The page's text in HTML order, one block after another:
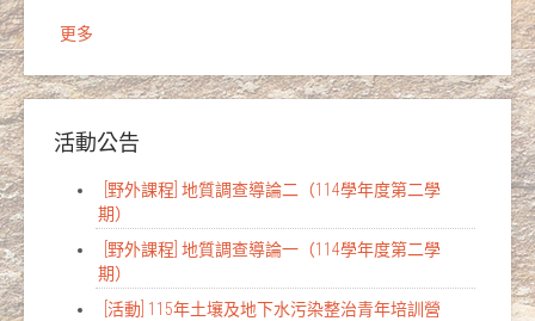
更多
活動公告
[野外課程] 地質調查導論二（114學年度第二學
期）
[野外課程] 地質調查導論一（114學年度第二學
期）
[活動] 115年土壤及地下水污染整治青年培訓營